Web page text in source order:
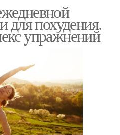
для похудения.
упражнений